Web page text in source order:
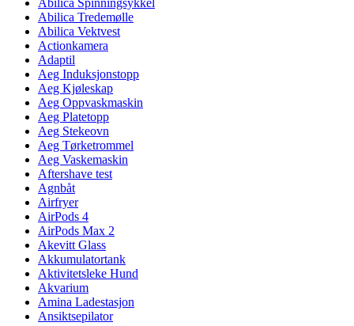
Abilica Spinningsykkel
Abilica Tredemølle
Abilica Vektvest
Actionkamera
Adaptil
Aeg Induksjonstopp
Aeg Kjøleskap
Aeg Oppvaskmaskin
Aeg Platetopp
Aeg Stekeovn
Aeg Tørketrommel
Aeg Vaskemaskin
Aftershave test
Agnbåt
Airfryer
AirPods 4
AirPods Max 2
Akevitt Glass
Akkumulatortank
Aktivitetsleke Hund
Akvarium
Amina Ladestasjon
Ansiktsepilator